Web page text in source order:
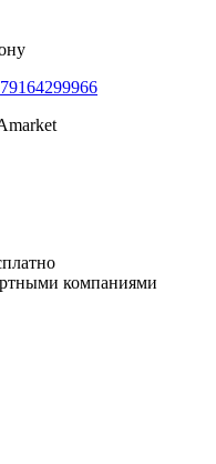
79164299966
компаниями